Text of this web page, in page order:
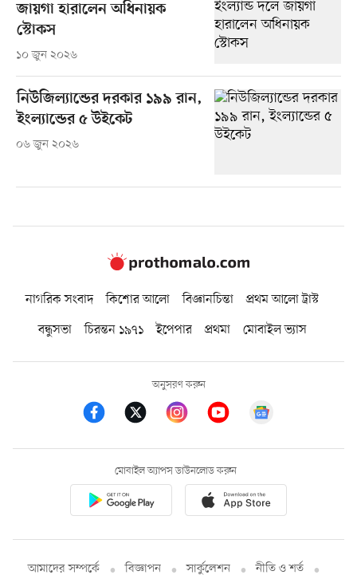
জায়গা হারালেন অধিনায়ক
স্টোকস
১০ জুন ২০২৬
নিউজিল্যান্ডের দরকার ১৯৯ রান,
ইংল্যান্ডের ৫ উইকেট
০৬ জুন ২০২৬
নাগরিক সংবাদ কিশোর আলো বিজ্ঞানচিন্তা
প্রথম আলো ট্রাস্ট
বন্ধুসভা
চিরন্তন ১৯৭১ ইপেপার প্রথমা মোবাইল ভ্যাস
অনুসরণ করুন
মোবাইল অ্যাপস ডাউনলোড করুন
আমাদের সম্পর্কে বিজ্ঞাপন সার্কুলেশন নীতি ও শর্ত